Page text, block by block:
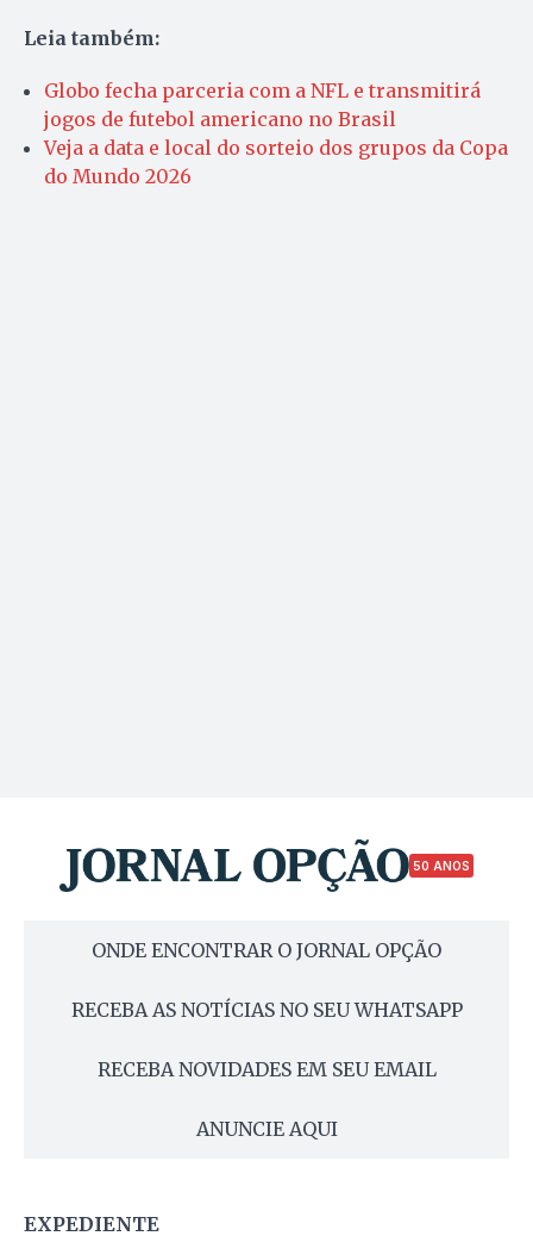
Leia também:
Globo fecha parceria com a NFL e transmitirá
jogos de futebol americano no Brasil
Veja a data e local do sorteio dos grupos da Copa
do Mundo 2026
50 ANOS
ONDE ENCONTRAR O JORNAL OPÇÃO
RECEBA AS NOTÍCIAS NO SEU WHATSAPP
RECEBA NOVIDADES EM SEU EMAIL
ANUNCIE AQUI
EXPEDIENTE